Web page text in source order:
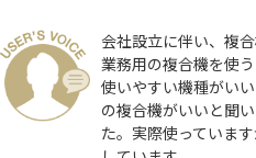
会社設立に伴い、複
業務用の複合機を使
使いやすい機種がい
の複合機がいいと聞
た。実際使っていま